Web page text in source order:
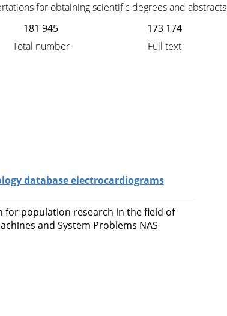
for obtaining scientific degrees and abstracts
181 945
Total number
173 174
Full text
database electrocardiograms
for population research in the field of
and System Problems NAS